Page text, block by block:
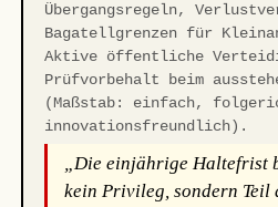
Übergangsregeln,
Bagatellgrenzen für
Aktive öffentliche
Prüfvorbehalt beim
(Maßstab: einfach,
innovationsfreundlich).
„Die einjährige Haltefrist
kein Privileg, sondern Teil